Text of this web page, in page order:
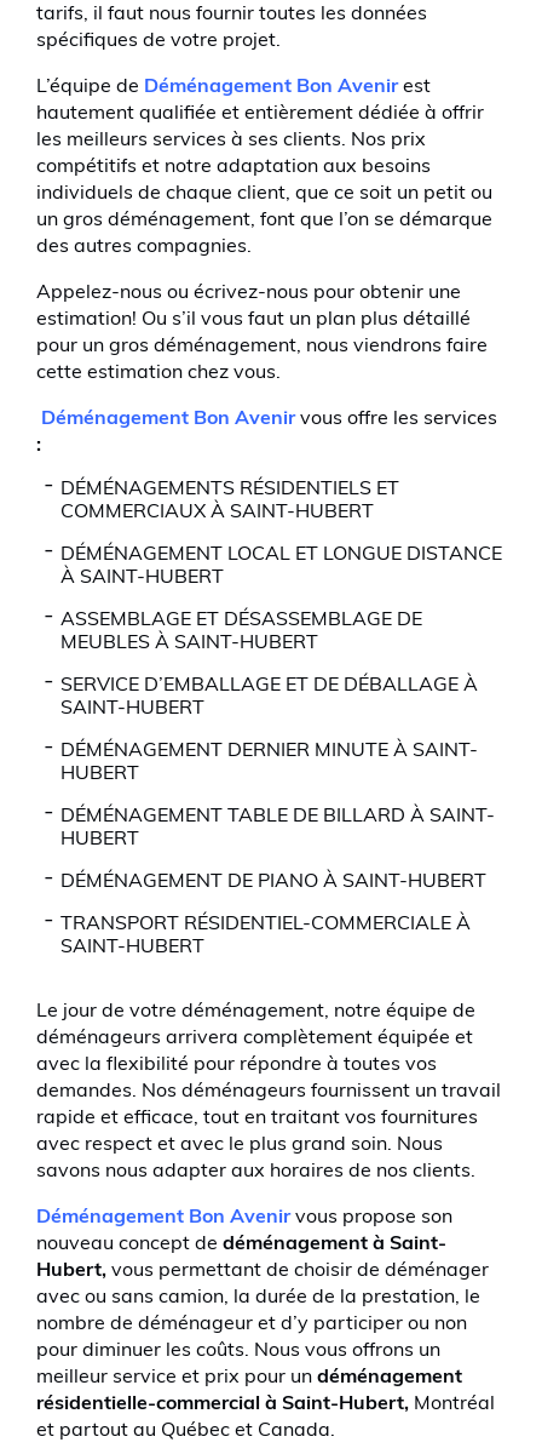
tarifs, il faut nous fournir toutes les données
spécifiques de votre projet.
L’équipe de Déménagement Bon Avenirest
hautement qualifiée et entièrement dédiée à offrir
les meilleurs services à ses clients. Nos prix
compétitifs et notre adaptation aux besoins
individuels de chaque client, que ce soit un petit ou
un gros déménagement, font que l’on se démarque
des autres compagnies.
Appelez-nous ou écrivez-nous pour obtenir une
estimation! Ou s’il vous faut un plan plus détaillé
pour un gros déménagement, nous viendrons faire
cette estimation chez vous.
Déménagement Bon Avenirvous offre les services
:
DÉMÉNAGEMENTS RÉSIDENTIELS ET
COMMERCIAUX À SAINT-HUBERT
DÉMÉNAGEMENT LOCAL ET LONGUE DISTANCE
À SAINT-HUBERT
ASSEMBLAGE ET DÉSASSEMBLAGE DE
MEUBLES À SAINT-HUBERT
SERVICE D’EMBALLAGE ET DE DÉBALLAGE À
SAINT-HUBERT
DÉMÉNAGEMENT DERNIER MINUTE À SAINT-
HUBERT
DÉMÉNAGEMENT TABLE DE BILLARD À SAINT-
HUBERT
DÉMÉNAGEMENT DE PIANO À SAINT-HUBERT
TRANSPORT RÉSIDENTIEL-COMMERCIALE À
SAINT-HUBERT
Le jour de votre déménagement, notre équipe de
déménageurs arrivera complètement équipée et
avec la flexibilité pour répondre à toutes vos
demandes. Nos déménageurs fournissent un travail
rapide et efficace, tout en traitant vos fournitures
avec respect et avec le plus grand soin. Nous
savons nous adapter aux horaires de nos clients.
Déménagement Bon Avenirvous propose son
nouveau concept de déménagement à Saint-
Hubert, vous permettant de choisir de déménager
avec ou sans camion, la durée de la prestation, le
nombre de déménageur et d’y participer ou non
pour diminuer les coûts. Nous vous offrons un
meilleur service et prix pour un déménagement
résidentielle-commercial à Saint-Hubert, Montréal
et partout au Québec et Canada.